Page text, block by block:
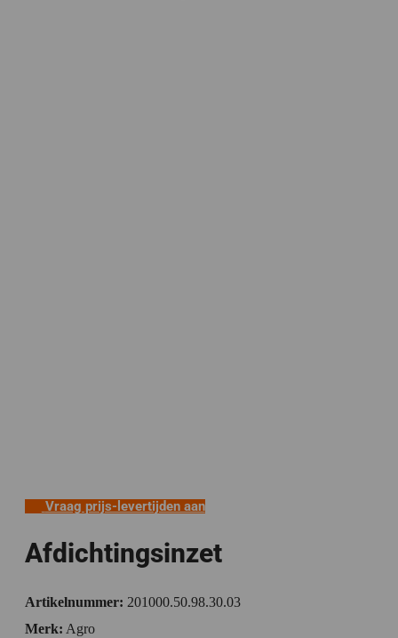
Vraag prijs-levertijden aan
Afdichtingsinzet
Artikelnummer: 201000.50.98.30.03
Merk: Agro